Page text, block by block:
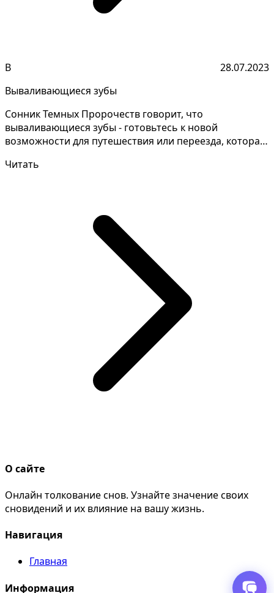
В
28.07.2023
Вываливающиеся зубы
Сонник Темных Пророчеств говорит, что
вываливающиеся зубы - готовьтесь к новой
возможности для путешествия или переезда, которая
Читать
О сайте
Онлайн толкование снов. Узнайте значение своих
сновидений и их влияние на вашу жизнь.
Навигация
Главная
Информация